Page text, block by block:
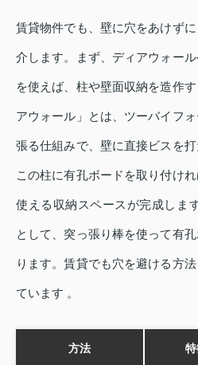
賃貸物件でも、壁に穴をあけず
介します。まず、ディアウォー
を使えば、柱や壁面収納を造作
アウォール」とは、ツーバイフ
張る仕組みで、壁に直接ビスを打
この柱に有孔ボードを取り付け
使える収納スペースが完成しま
として、突っ張り棒を使って有
ります。賃貸でも穴を避ける方
ています 。
方法